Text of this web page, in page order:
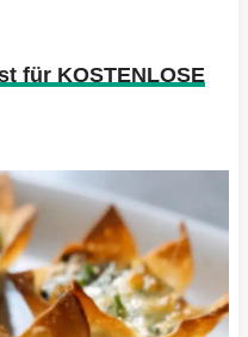
für KOSTENLOSE